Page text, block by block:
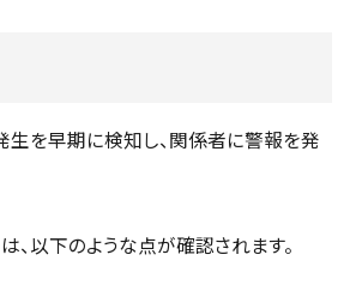
生を早期に検知し、関係者に警報を発
、以下のような点が確認されます。